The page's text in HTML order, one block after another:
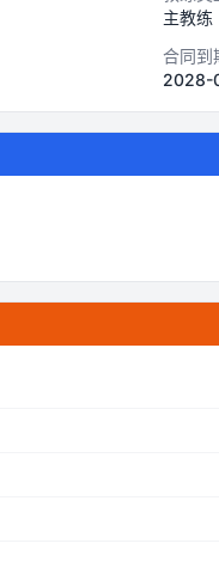
主教练
合同到
2028-